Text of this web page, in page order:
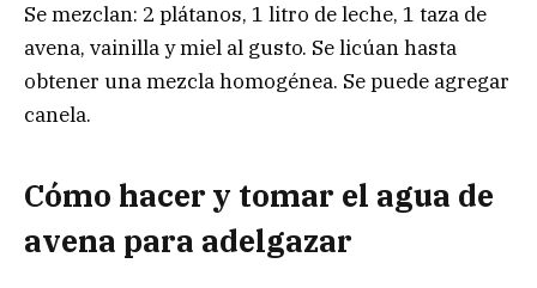
Se mezclan: 2 plátanos, 1 litro de leche, 1 taza de
avena, vainilla y miel al gusto. Se licúan hasta
obtener una mezcla homogénea. Se puede agregar
canela.
Cómo hacer y tomar el agua de
avena para adelgazar